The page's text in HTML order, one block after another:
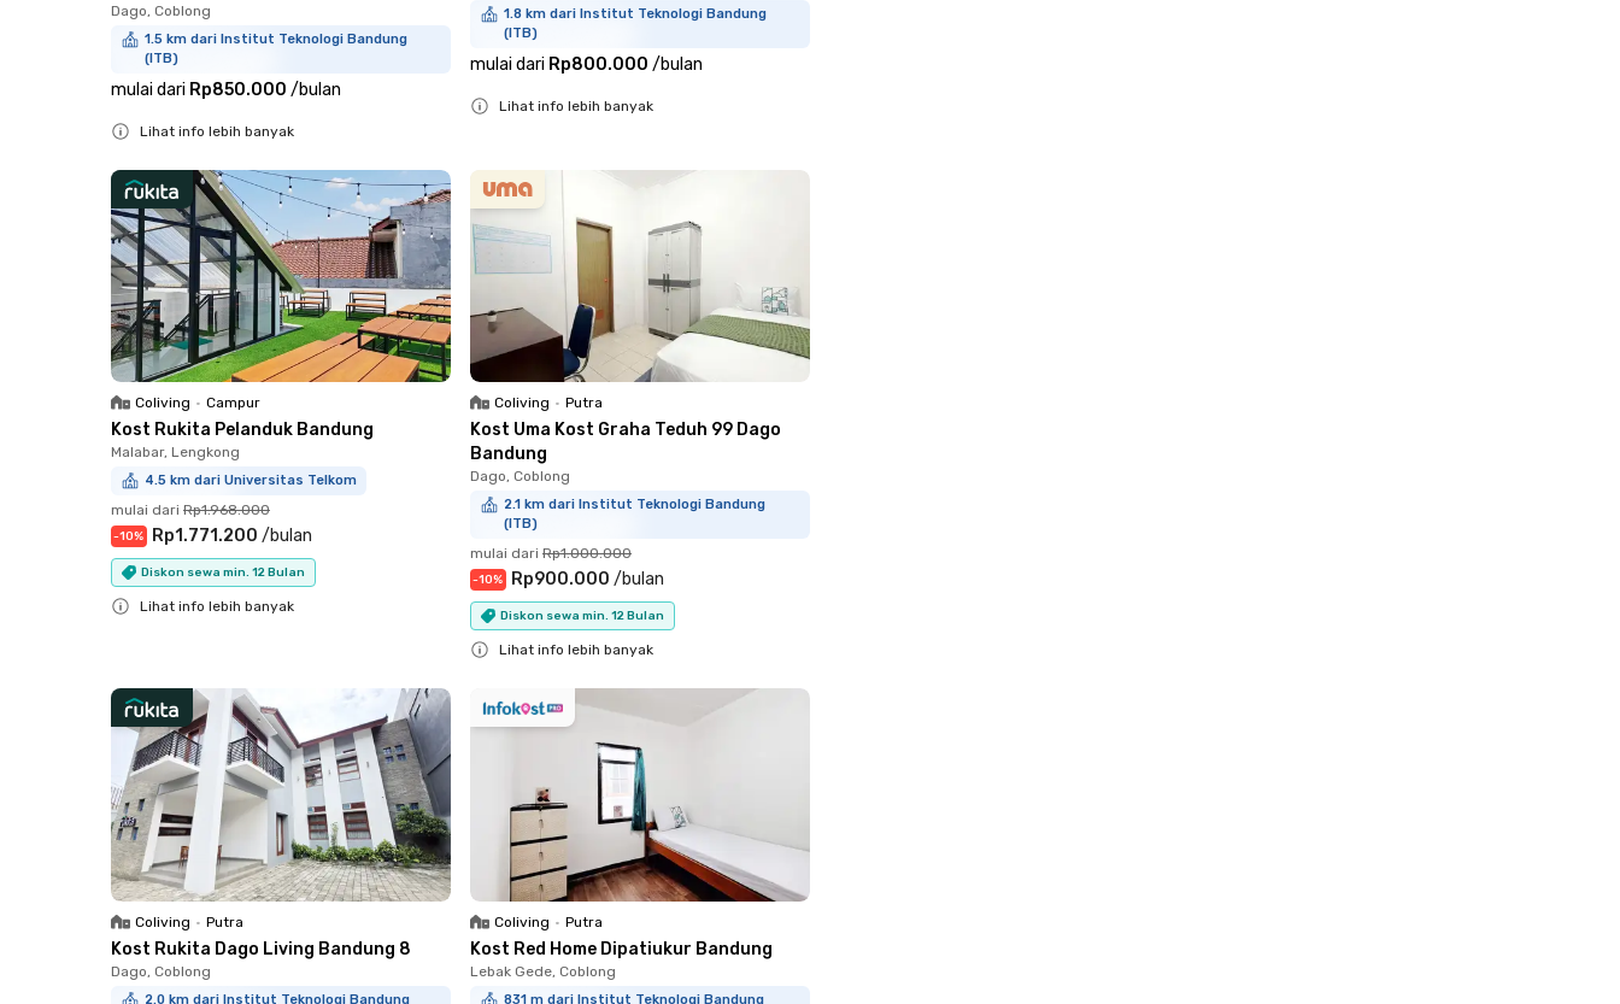
Dago, Coblong
1.5 km dari Institut Teknologi Bandung
(ITB)
mulai dari Rp850.000 /bulan
Lihat info lebih banyak
1.8 km dari Institut Teknologi Bandung
(ITB)
mulai dari Rp800.000 /bulan
Lihat info lebih banyak
Coliving • Campur
Kost Rukita Pelanduk Bandung
Malabar, Lengkong
4.5 km dari Universitas Telkom
mulai dari Rp1.968.000
-10% Rp1.771.200 /bulan
Diskon sewa min. 12 Bulan
Lihat info lebih banyak
Coliving • Putra
Kost Uma Kost Graha Teduh 99 Dago
Bandung
Dago, Coblong
2.1 km dari Institut Teknologi Bandung
(ITB)
mulai dari Rp1.000.000
-10% Rp900.000 /bulan
Diskon sewa min. 12 Bulan
Lihat info lebih banyak
Coliving • Putra
Kost Rukita Dago Living Bandung 8
Dago, Coblong
2.0 km dari Institut Teknologi Bandung
Coliving • Putra
Kost Red Home Dipatiukur Bandung
Lebak Gede, Coblong
831 m dari Institut Teknologi Bandung